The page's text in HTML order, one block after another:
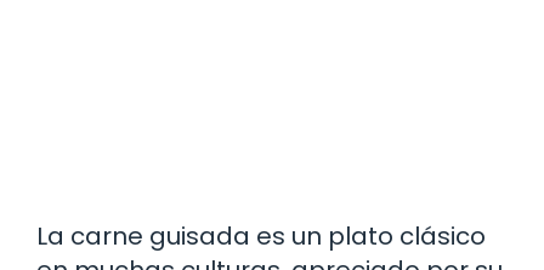
La carne guisada es un plato clásico